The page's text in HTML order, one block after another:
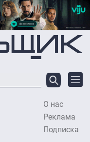
О нас
Реклама
Подписка